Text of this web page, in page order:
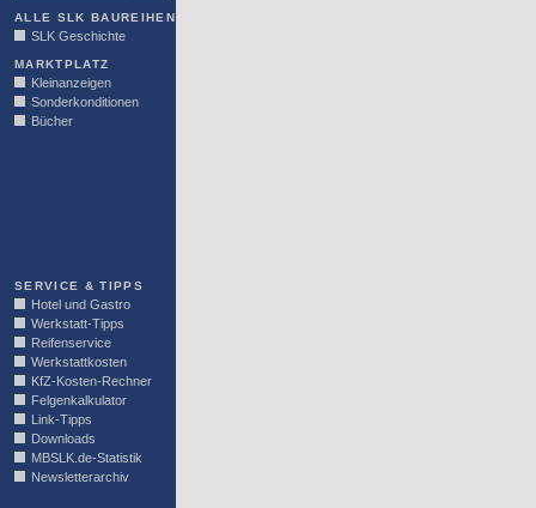
ALLE SLK BAUREIHEN
SLK Geschichte
MARKTPLATZ
Kleinanzeigen
Sonderkonditionen
Bücher
SERVICE & TIPPS
Hotel und Gastro
Werkstatt-Tipps
Reifenservice
Werkstattkosten
KfZ-Kosten-Rechner
Felgenkalkulator
Link-Tipps
Downloads
MBSLK.de-Statistik
Newsletterarchiv